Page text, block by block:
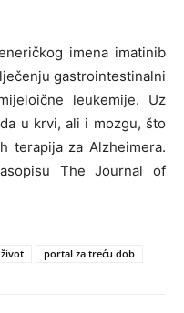
imena imatinib
gastrointestinalni
leukemije. Uz
u krvi, ali i mozgu, što
terapija za Alzheimera.
The Journal of
portal za treću dob